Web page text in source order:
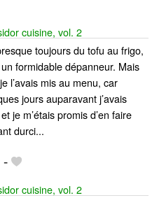
cuisine, vol. 2
toujours du tofu au frigo,
un formidable dépanneur. Mais
l’avais mis au menu, car
jours auparavant j’avais
je m’étais promis d’en faire
durci...
-
cuisine, vol. 2